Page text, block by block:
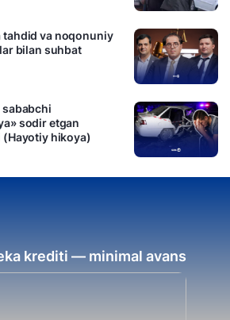
tahdid va noqonuniy
bilan suhbat
sababchi
sodir etgan
hikoya)
krediti — minimal avans